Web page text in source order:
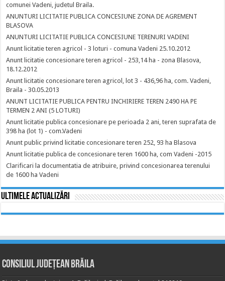
comunei Vadeni, judetul Braila.
ANUNTURI LICITATIE PUBLICA CONCESIUNE ZONA DE AGREMENT
BLASOVA
ANUNTURI LICITATIE PUBLICA CONCESIUNE TERENURI VADENI
Anunt licitatie teren agricol - 3 loturi - comuna Vadeni 25.10.2012
Anunt licitatie concesionare teren agricol - 253,14 ha - zona Blasova,
18.12.2012
Anunt licitatie concesionare teren agricol, lot 3 - 436,96 ha, com. Vadeni,
Braila - 30.05.2013
ANUNT LICITATIE PUBLICA PENTRU INCHIRIERE TEREN 2490 HA PE
TERMEN 2 ANI (5 LOTURI)
Anunt licitatie publica concesionare pe perioada 2 ani, teren suprafata de
398 ha (lot 1) - com.Vadeni
Anunt public privind licitatie concesionare teren 252, 93 ha Blasova
Anunt licitatie publica de concesionare teren 1600 ha, com Vadeni -2015
Clarificari la documentatia de atribuire, privind concesionarea terenului
de 1600 ha Vadeni
Ultimele actualizări
Consiliul Județean Brăila